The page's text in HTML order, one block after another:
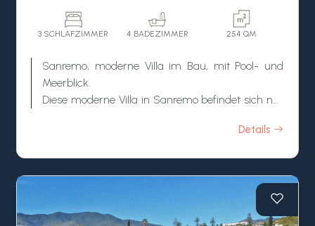
3 SCHLAFZIMMER 4 BADEZIMMER 254 QM
Sanremo, moderne Villa im Bau, mit Pool- und
Meerblick.
Diese moderne Villa in Sanremo befindet sich nur
- Auf der Gartenebene finden Sie den
Wohnbereich mit offener Küche, Esszimmer mit
hohen Decken, Wohnzimmer, Badezimmer,
Details